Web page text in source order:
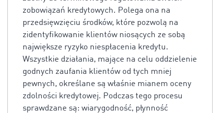
zobowiązań kredytowych. Polega ona na
przedsięwzięciu środków, które pozwolą na
zidentyfikowanie klientów niosących ze sobą
największe ryzyko niespłacenia kredytu.
Wszystkie działania, mające na celu oddzielenie
godnych zaufania klientów od tych mniej
pewnych, określane są właśnie mianem oceny
zdolności kredytowej. Podczas tego procesu
sprawdzane są: wiarygodność, płynność